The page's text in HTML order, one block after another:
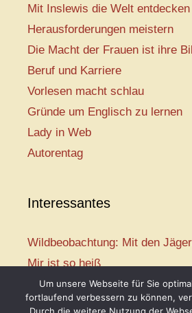
Mit Inslewis die Welt entdecken
Herausforderungen meistern
Die Macht der Frauen ist ihre
Beruf und Karriere
Vorlesen macht schlau
Gründe um Englisch zu lernen
Lady in Web
Autorentag
Interessantes
Wildbeobachtung: Mit den
Mir ist so heiß
Mission: Rettungsschwimmer
Vogelwelt-Entdeckertour
Um unsere Webseite für Sie
fortlaufend verbessern zu können,